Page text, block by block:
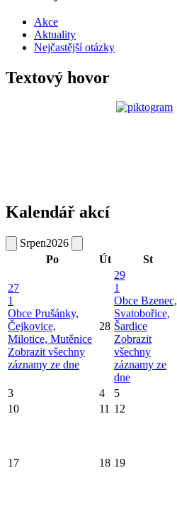
Akce
Aktuality
Nejčastější otázky
Textový hovor
Kalendář akcí
Srpen2026
Po
Út St
27
1
Obce Prušánky,
Čejkovice,
Milotice, Mutěnice
Zobrazit všechny
záznamy ze dne
28
29
1
Obce Bzenec,
Svatobořice,
Šardice
Zobrazit
všechny
záznamy ze
dne
3 4 5
10
11 12
17 18 19